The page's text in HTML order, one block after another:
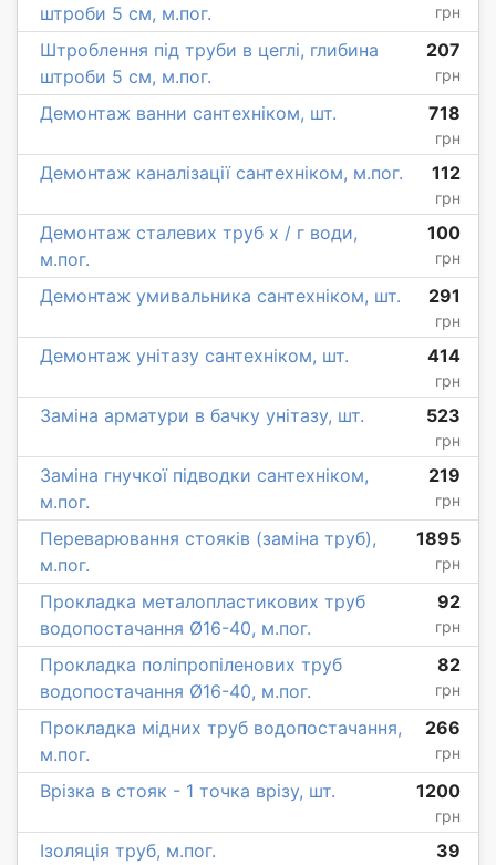
штроби 5 см, м.пог.
грн
Штроблення під труби в цеглі, глибина
штроби 5 см, м.пог.
207
грн
Демонтаж ванни сантехніком, шт. 718
грн
Демонтаж каналізації сантехніком, м.пог. 112
грн
Демонтаж сталевих труб х / г води,
м.пог.
100
грн
Демонтаж умивальника сантехніком, шт. 291
грн
Демонтаж унітазу сантехніком, шт. 414
грн
Заміна арматури в бачку унітазу, шт. 523
грн
Заміна гнучкої підводки сантехніком,
м.пог.
219
грн
Переварювання стояків (заміна труб),
м.пог.
1895
грн
Прокладка металопластикових труб
водопостачання Ø16-40, м.пог.
92
грн
Прокладка поліпропіленових труб
водопостачання Ø16-40, м.пог.
82
грн
Прокладка мідних труб водопостачання,
м.пог.
266
грн
Врізка в стояк - 1 точка врізу, шт. 1200
грн
Ізоляція труб, м.пог. 39